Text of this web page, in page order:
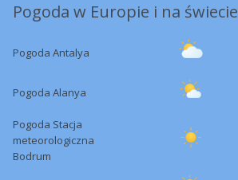
Pogoda w Europie i na świecie
Pogoda Antalya
Pogoda Alanya
Pogoda Stacja
meteorologiczna
Bodrum